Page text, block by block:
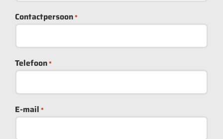
Contactpersoon*
Telefoon*
E-mail *